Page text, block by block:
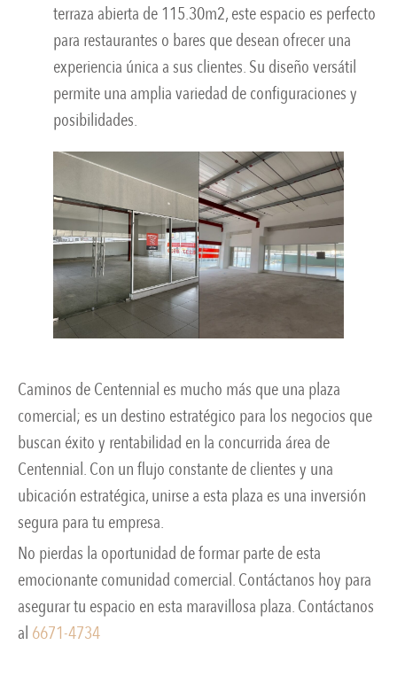
terraza abierta de 115.30m2, este espacio es perfecto
para restaurantes o bares que desean ofrecer una
experiencia única a sus clientes. Su diseño versátil
permite una amplia variedad de configuraciones y
posibilidades.
Caminos de Centennial es mucho más que una plaza
comercial; es un destino estratégico para los negocios que
buscan éxito y rentabilidad en la concurrida área de
Centennial. Con un flujo constante de clientes y una
ubicación estratégica, unirse a esta plaza es una inversión
segura para tu empresa.
No pierdas la oportunidad de formar parte de esta
emocionante comunidad comercial. Contáctanos hoy para
asegurar tu espacio en esta maravillosa plaza. Contáctanos
al 6671-4734